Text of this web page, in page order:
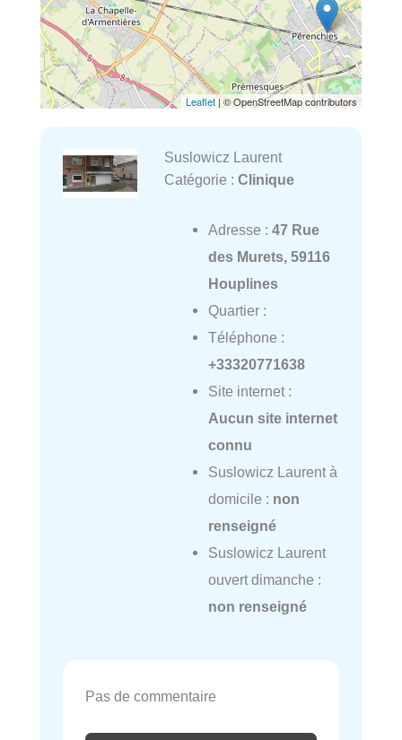
Leaflet| © OpenStreetMap contributors
Suslowicz Laurent
Catégorie : Clinique
Adresse : 47 Rue
des Murets, 59116
Houplines
Quartier :
Téléphone :
+33320771638
Site internet :
Aucun site internet
connu
Suslowicz Laurent à
domicile : non
renseigné
Suslowicz Laurent
ouvert dimanche :
non renseigné
Pas de commentaire